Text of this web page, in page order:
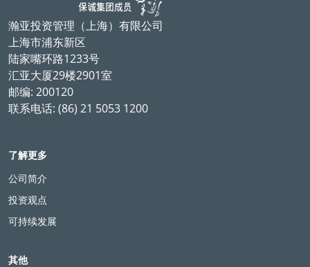
瀚亚投资管理（上海）有限公司
上海市浦东新区
陆家嘴环路1233号
汇亚大厦29楼2901室
邮编: 200120
联系电话: (86) 21 5053 1200
了解更多
公司简介
投资观点
可持续发展
其他